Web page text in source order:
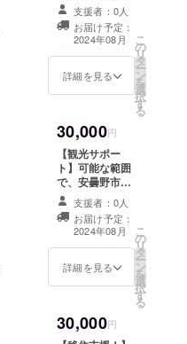
send you
messages of
gratitude and
progress
(approximately
once a month
2024 to August
2025). Due to
the
unpredictable
nature of
finding a
suitable
property and
the progress of
renovations,
the estimated
delivery date is
guideline.
示期間】 掲示開
始から1年 ※物件
探しやリフォー
ムの都合上、お
まで目安となり
ます。（希望に
合は、予定より
も遅くなる可能
性もあります）
・心を込めた感
謝のメッセージ
と進捗報告をお
送りいたしま
す！（２４年９
月～２５年８
月：月一回ほど
の予定） "Gift of
a Bicycle" With
support, we will
purchase a
を６回分+英語で
LINE(3ヶ月:1日
5通まで)✱有効
期限 2026年8月
末 ・オンライ
ン・レッスンの
場合は、Google
は、ご希望に柔
軟に対応いたし
ます ・受験、英
検対策、定期テ
スト対策、英会
話など （英会話
は、初級者限
定） English
lessons (6
sessions, each
session lasting
1.5 hours)
conversions on
Line (up to
支援者：0人
お届け予定：
2024年08月
詳細を見る
こ
の
リ
タ
ー
ン
を
選
択
す
る
30,000円
【観光サポー
ト】可能な範囲
で、安曇野市、
大町市または松
本駅周辺の観光
情報の提供やサ
ポートをしま
す。北アルプス
登山関係のアド
前にメールで情
報提供をしたり
支援者：0人
お届け予定：
2024年08月
詳細を見る
こ
の
リ
タ
ー
ン
を
選
択
す
る
30,000円